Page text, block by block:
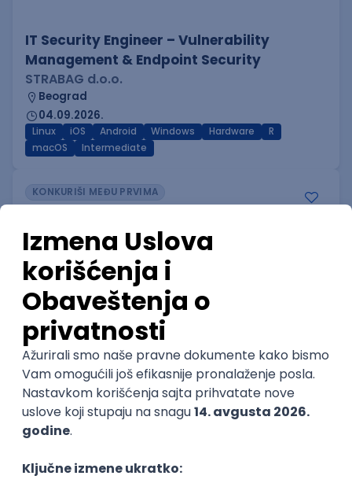
IT Security Engineer – Vulnerability
Management & Endpoint Security
STRABAG d.o.o.
Beograd
04.09.2026.
Linux iOS Android Windows Hardware
R
macOS
Intermediate
KONKURIŠI MEĐU PRVIMA
IGT D&B d.o.o.
3.7
Beograd
21.08.2026.
Embedded
Cloud Engineer
Coming - Computer Engineering d.o.o.
3
Beograd | Hibrid
online intervju
13.08.2026.
Hardware
Cloud Senior